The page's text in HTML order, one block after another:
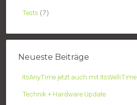
Tests (7)
Neueste Beiträge
ItsAnyTime jetzt auch mit ItsWelliTime
Technik + Hardware Update